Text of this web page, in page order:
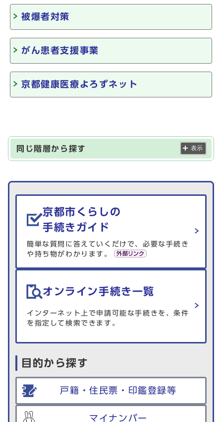
被爆者対策
がん患者支援事業
京都健康医療よろずネット
同じ階層から探す 表示
生活情報を探す
京都市くらしの
手続きガイド
簡単な質問に答えていくだけで、必要な手続き
や持ち物がわかります。
オンライン手続き一覧
インターネット上で申請可能な手続きを、条件
を指定して検索できます。
目的から探す
戸籍・住民票・印鑑登録等
マイナンバー